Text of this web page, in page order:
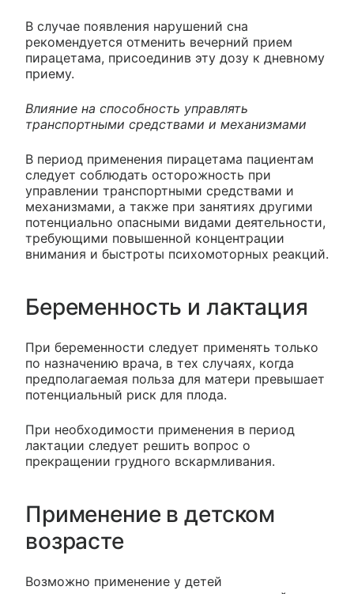
В случае появления нарушений сна
рекомендуется отменить вечерний прием
пирацетама, присоединив эту дозу к дневному
приему.
Влияние на способность управлять
транспортными средствами и механизмами
В период применения пирацетама пациентам
следует соблюдать осторожность при
управлении транспортными средствами и
механизмами, а также при занятиях другими
потенциально опасными видами деятельности,
требующими повышенной концентрации
внимания и быстроты психомоторных реакций.
Беременность и лактация
При беременности следует применять только
по назначению врача, в тех случаях, когда
предполагаемая польза для матери превышает
потенциальный риск для плода.
При необходимости применения в период
лактации следует решить вопрос о
прекращении грудного вскармливания.
Применение в детском
возрасте
Возможно применение у детей